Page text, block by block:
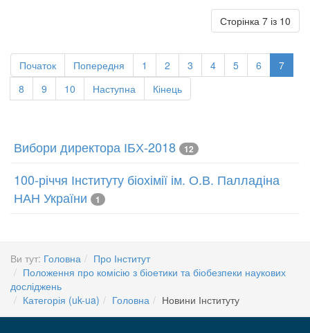
Сторінка 7 із 10
Початок Попередня 1 2 3 4 5 6
7
8
9 10 Наступна Кінець
Вибори директора ІБХ-2018 12
100-річчя Інституту біохімії ім. О.В. Палладіна
НАН України
1
Ви тут: Головна
Про Інститут
Положення про комісію з біоетики та біобезпеки наукових
досліджень
Категорія (uk-ua)
Головна Новини Інституту